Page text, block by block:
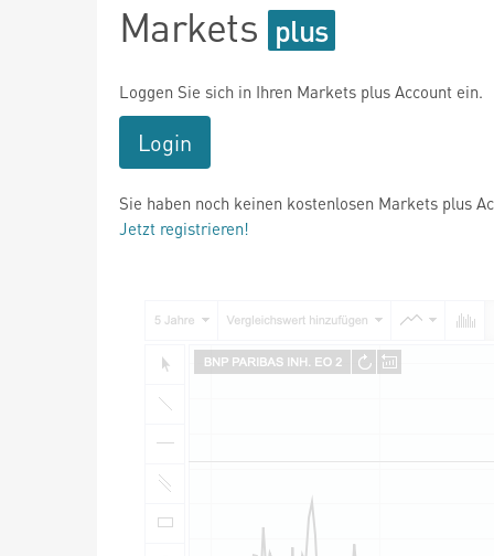
Markets
Loggen Sie sich in Ihren Markets plus Account ein.
Login
Sie haben noch keinen kostenlosen Markets plus
Jetzt registrieren!